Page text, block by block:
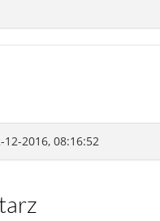
12-2016, 08:16:52